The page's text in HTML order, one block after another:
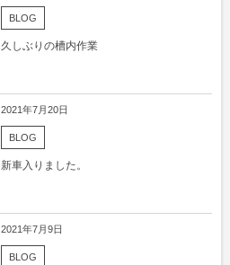
BLOG
久しぶりの槽内作業
2021年7月20日
BLOG
新車入りました。
2021年7月9日
BLOG